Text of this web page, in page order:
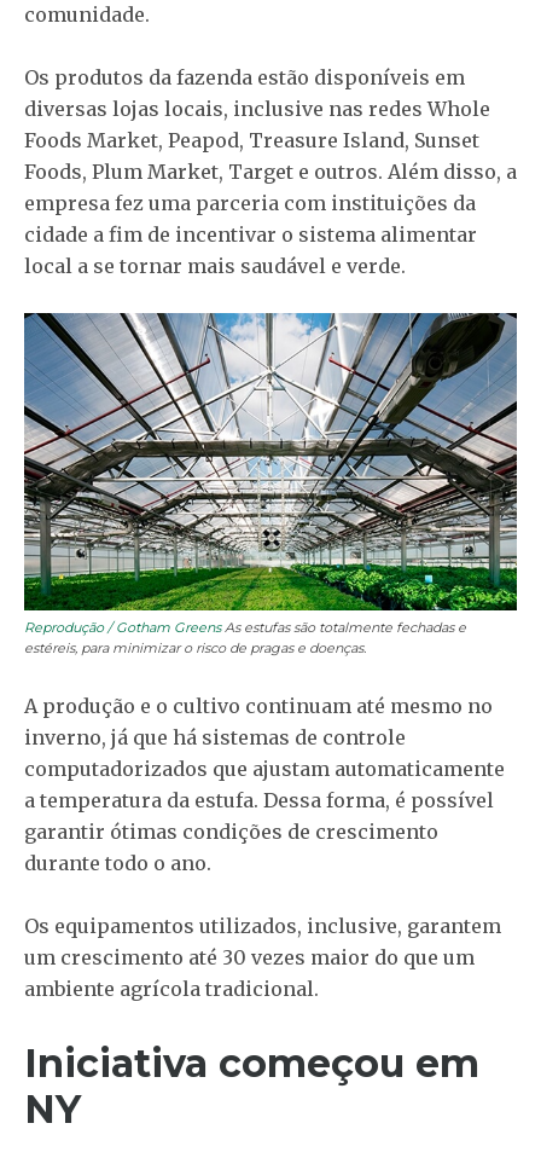
comunidade.
Os produtos da fazenda estão disponíveis em
diversas lojas locais, inclusive nas redes Whole
Foods Market, Peapod, Treasure Island, Sunset
Foods, Plum Market, Target e outros. Além disso, a
empresa fez uma parceria com instituições da
cidade a fim de incentivar o sistema alimentar
local a se tornar mais saudável e verde.
Reprodução / Gotham GreensAs estufas são totalmente fechadas e
estéreis, para minimizar o risco de pragas e doenças.
A produção e o cultivo continuam até mesmo no
inverno, já que há sistemas de controle
computadorizados que ajustam automaticamente
a temperatura da estufa. Dessa forma, é possível
garantir ótimas condições de crescimento
durante todo o ano.
Os equipamentos utilizados, inclusive, garantem
um crescimento até 30 vezes maior do que um
ambiente agrícola tradicional.
Iniciativa começou em
NY